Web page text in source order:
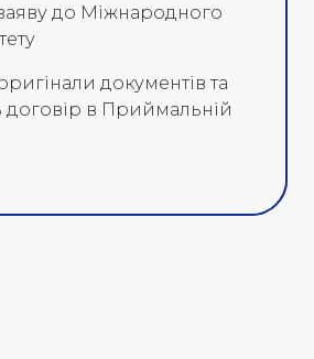
до Міжнародного
документів та
договір в Приймальній